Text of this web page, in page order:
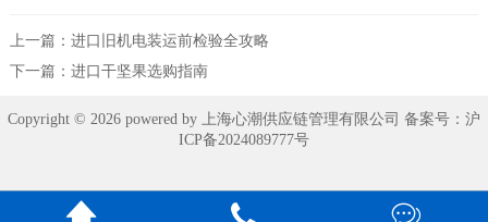
上一篇： 进口旧机电装运前检验全攻略
下一篇： 进口干坚果选购指南
Copyright © 2026 powered by 上海心潮供应链管理有限公司 备案号： 沪
ICP备2024089777号
  